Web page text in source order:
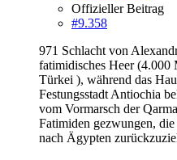
Offizieller Beitrag
#9.358
971 Schlacht von
fatimidisches Heer (4.000
Türkei ), während das
Festungsstadt Antiochia
vom Vormarsch der
Fatimiden gezwungen,
nach Ägypten